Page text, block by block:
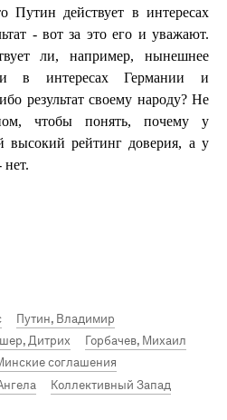
Путин действует в интересах
- вот за это его и уважают.
ли, например, нынешнее
в интересах Германии и
результат своему народу? Не
чтобы понять, почему у
высокий рейтинг доверия, а у
нет.
Путин, Владимир
Дитрих
Горбачев, Михаил
соглашения
Коллективный Запад